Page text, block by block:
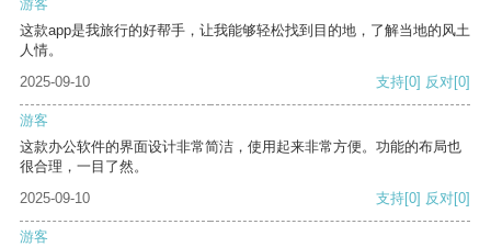
游客
这款app是我旅行的好帮手，让我能够轻松找到目的地，了解当地的风土
人情。
2025-09-10
支持[0] 反对[0]
游客
这款办公软件的界面设计非常简洁，使用起来非常方便。功能的布局也
很合理，一目了然。
2025-09-10
支持[0] 反对[0]
游客